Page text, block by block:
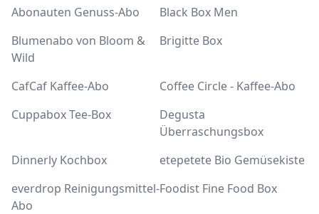
Abonauten Genuss-Abo
Black Box Men
Blumenabo von Bloom &
Wild
Brigitte Box
CafCaf Kaffee-Abo
Coffee Circle - Kaffee-Abo
Cuppabox Tee-Box
Degusta
Überraschungsbox
Dinnerly Kochbox
etepetete Bio Gemüsekiste
everdrop Reinigungsmittel-
Abo
Foodist Fine Food Box